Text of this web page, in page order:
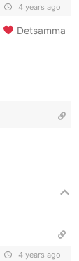
4 years ago
Detsamma
4 years ago